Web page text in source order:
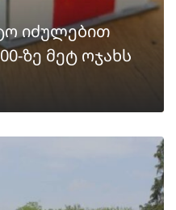
იძულებით
ზე მეტ ოჯახს